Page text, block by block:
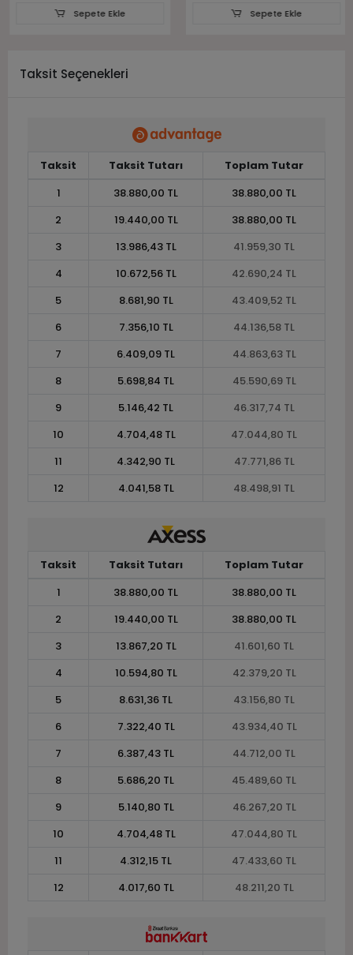
Sepete Ekle Sepete Ekle
Taksit Seçenekleri
Taksit Taksit Tutarı
Toplam Tutar
1
38.880,00 TL
38.880,00 TL
2
19.440,00 TL
38.880,00 TL
3
13.986,43 TL
41.959,30 TL
4
10.672,56 TL
42.690,24 TL
5
8.681,90 TL
43.409,52 TL
6
7.356,10 TL
44.136,58 TL
7
6.409,09 TL
44.863,63 TL
8
5.698,84 TL
45.590,69 TL
9
5.146,42 TL
46.317,74 TL
10
4.704,48 TL
47.044,80 TL
11
4.342,90 TL
47.771,86 TL
12
4.041,58 TL 48.498,91 TL
Taksit Taksit Tutarı
Toplam Tutar
1
38.880,00 TL
38.880,00 TL
2
19.440,00 TL
38.880,00 TL
3
13.867,20 TL
41.601,60 TL
4
10.594,80 TL
42.379,20 TL
5
8.631,36 TL
43.156,80 TL
6
7.322,40 TL
43.934,40 TL
7
6.387,43 TL
44.712,00 TL
8
5.686,20 TL
45.489,60 TL
9
5.140,80 TL
46.267,20 TL
10
4.704,48 TL
47.044,80 TL
11
4.312,15 TL
47.433,60 TL
12
4.017,60 TL 48.211,20 TL